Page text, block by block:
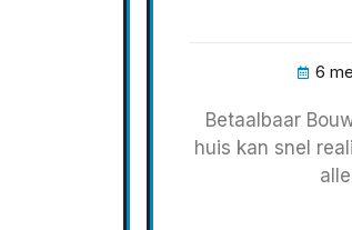
6
Betaalbaar
huis kan snel